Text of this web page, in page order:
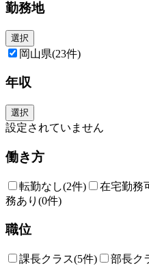
勤務地
選択
岡山県(23件)
年収
選択
設定されていません
働き方
転勤なし(2件) 在宅勤務
務あり (0件)
職位
課長クラス(5件) 部長ク